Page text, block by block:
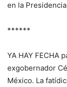
en la
******
YA HAY FECHA
exgobernador
México. La